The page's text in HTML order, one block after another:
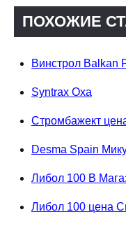
ПОХОЖИЕ
Винстрол Balkan
Syntrax Оха
Стромбажект
Desma Spain
Либол 100 В
Либол 100 цена